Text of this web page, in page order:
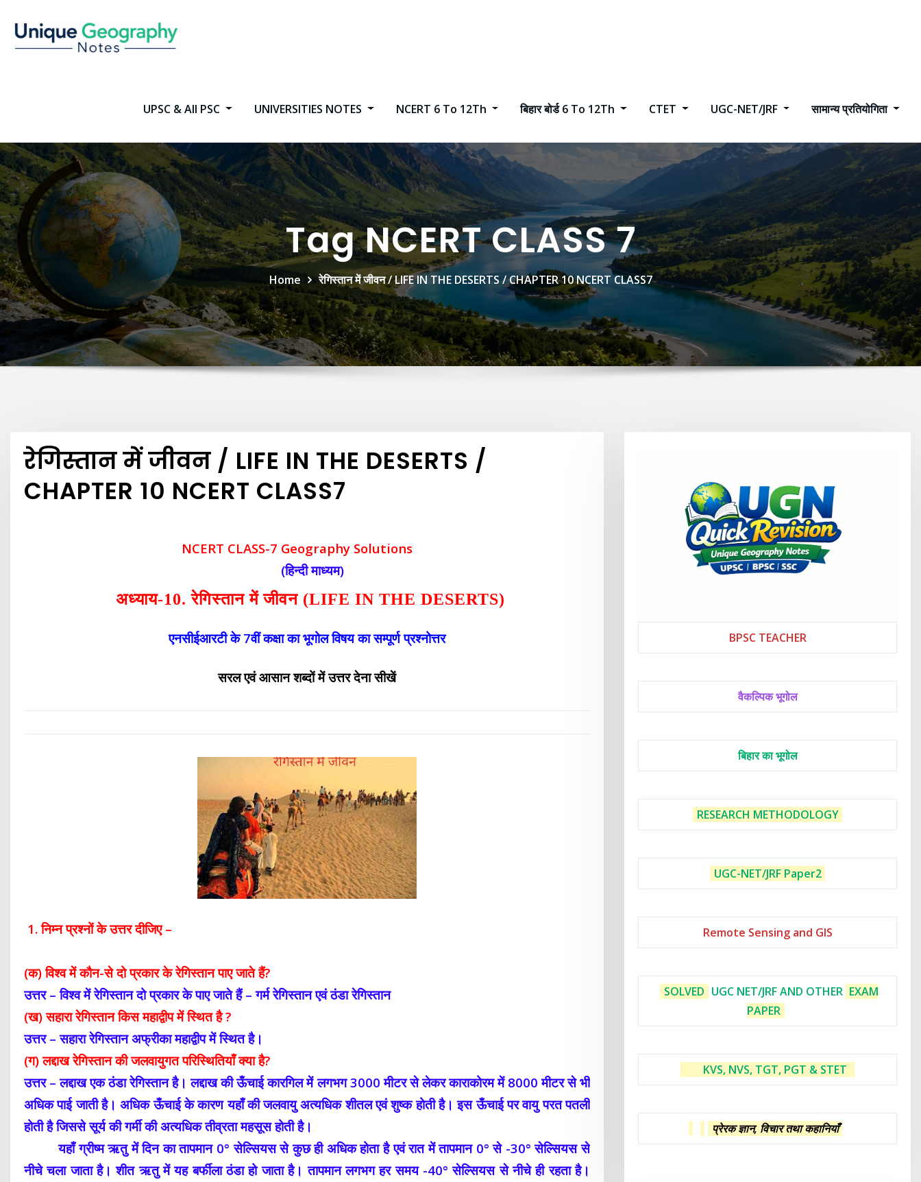
content
UPSC & All PSC UNIVERSITIES NOTES NCERT 6 To 12Th बिहार बोर्ड 6 To 12Th CTET UGC-NET/JRF सामान्य प्रतियोगिता
Tag NCERT CLASS 7
Home रेगिस्तान में जीवन / LIFE IN THE DESERTS / CHAPTER 10 NCERT CLASS7
रेगिस्तान में जीवन / LIFE IN THE DESERTS /
CHAPTER 10 NCERT CLASS7
NCERT CLASS-7 Geography Solutions
(हिन्दी माध्यम)
अध्याय-10. रेगिस्तान में जीवन (LIFE IN THE DESERTS)
एनसीईआरटी के 7वीं कक्षा का भूगोल विषय का सम्पूर्ण प्रश्नोत्तर
सरल एवं आसान शब्दों में उत्तर देनासीखें
1. निम्न प्रश्नों के उत्तर दीजिए –
(क) विश्व में कौन-से दो प्रकार के रेगिस्तान पाए जाते हैं?
उत्तर – विश्व में रेगिस्तान दो प्रकार के पाए जाते हैं – गर्म रेगिस्तान एवं ठंडा रेगिस्तान
(ख) सहारा रेगिस्तान किस महाद्वीप में स्थित है ?
उत्तर – सहारा रेगिस्तान अफ्रीका महाद्वीप में स्थित है।
(ग) लद्दाख रेगिस्तान की जलवायुगत परिस्थितियाँ क्या है?
उत्तर – लद्दाख एक ठंडा रेगिस्तान है। लद्दाख की ऊँचाई कारगिल में लगभग 3000 मीटर से लेकर काराकोरम में 8000 मीटर से भी
अधिक पाई जाती है। अधिक ऊँचाई के कारण यहाँ की जलवायु अत्यधिक शीतल एवं शुष्क होती है। इस ऊँचाई पर वायु परत पतली
होती है जिससे सूर्य की गर्मी की अत्यधिक तीव्रता महसूस होती है।
यहाँ ग्रीष्म ऋतु में दिन का तापमान 0° सेल्सियस से कुछ ही अधिक होता है एवं रात में तापमान 0° से -30° सेल्सियस से
नीचे चला जाता है। शीत ऋतु में यह बर्फीला ठंडा हो जाता है। तापमान लगभग हर समय -40° सेल्सियस से नीचे ही रहता है।
BPSC TEACHER
वैकल्पिक भूगोल
बिहार का भूगोल
RESEARCH METHODOLOGY
UGC-NET/JRF Paper2
Remote Sensing and GIS
SOLVED UGC NET/JRF AND OTHER EXAM
PAPER
KVS, NVS, TGT, PGT & STET
प्रेरक ज्ञान, विचार तथा कहानियाँ